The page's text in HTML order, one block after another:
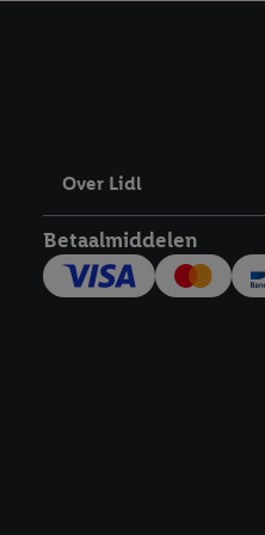
Over Lidl
Betaalmiddelen